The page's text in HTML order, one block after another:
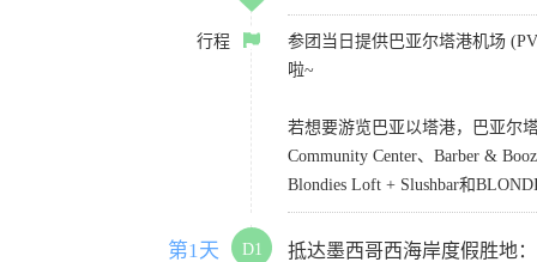
行程
参团当日提供巴亚尔塔港机场
啦~
若想要游览巴亚以塔港，巴亚尔
Community Center、Barber &
Blondies Loft + Slushbar和
第1天 D1 抵达墨西哥西海岸度假胜地：